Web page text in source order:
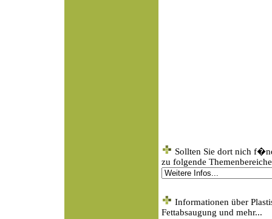
Sollten Sie dort nich
zu folgende
Informationen über
Fettabsaugung und mehr...